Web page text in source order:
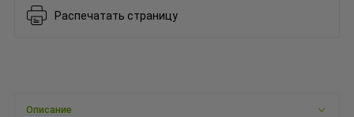
Распечатать страницу
Описание